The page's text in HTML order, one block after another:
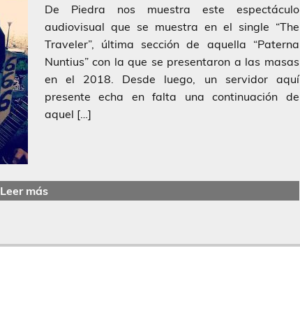
De Piedra nos muestra este espectáculo
audiovisual que se muestra en el single “The
Traveler”, última sección de aquella “Paterna
Nuntius” con la que se presentaron a las masas
en el 2018. Desde luego, un servidor aquí
presente echa en falta una continuación de
aquel […]
Leer más